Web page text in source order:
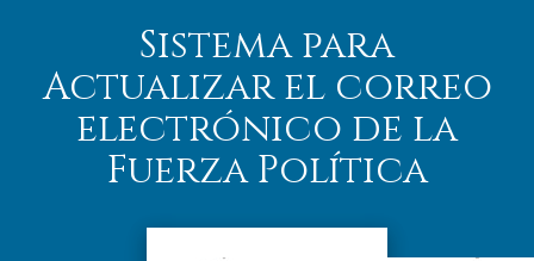
Sistema para
Actualizar el correo
electrónico de la
Fuerza Política